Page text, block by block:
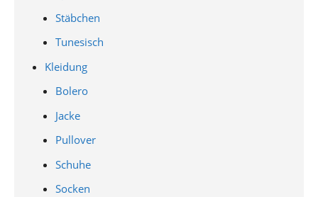
Stäbchen
Tunesisch
Kleidung
Bolero
Jacke
Pullover
Schuhe
Socken